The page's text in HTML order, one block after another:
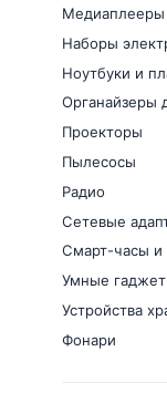
Медиаплееры
Наборы
Ноутбуки и
Органайзеры
Проекторы
Пылесосы
Радио
Сетевые
Смарт-часы и
Умные
Устройства
Фонари